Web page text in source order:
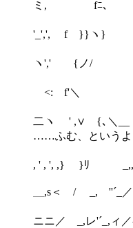
ミ, fﾆ､
`?隠
'_',', f }}ヽ}
｀^
ヽ',' {ノ/
∧',∧｀
<: f'＼
ヽ-
二ヽ ' ,∨
……ふむ、というよ
｀Tz
, ' , ', ,} }ﾘ _,,
∧ ﾏ
＿,s＜ / _, ''´_／
∧
ニニ／ _,